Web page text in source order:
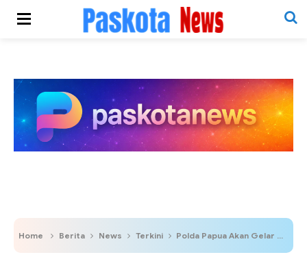
Home Berita News Terkini Polda Papua Akan Gelar Operasi Patuh Cartenz 2025 Mulai 14 Juli Mendatang